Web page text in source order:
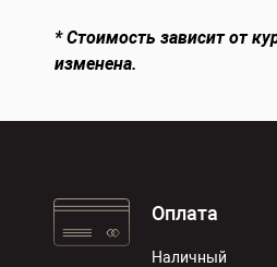
* Стоимость зависит от
изменена.
Оплата
Наличный